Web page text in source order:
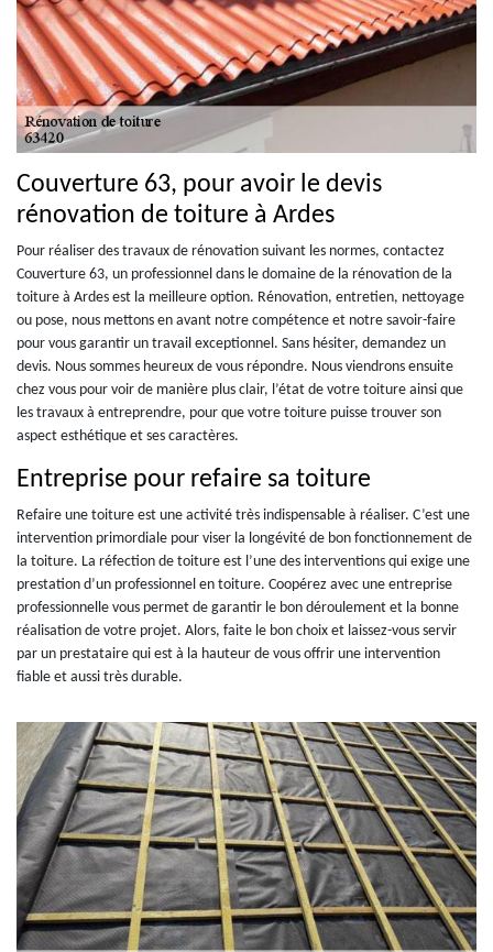
Couverture 63, pour avoir le devis
rénovation de toiture à Ardes
Pour réaliser des travaux de rénovation suivant les normes, contactez
Couverture 63, un professionnel dans le domaine de la rénovation de la
toiture à Ardes est la meilleure option. Rénovation, entretien, nettoyage
ou pose, nous mettons en avant notre compétence et notre savoir-faire
pour vous garantir un travail exceptionnel. Sans hésiter, demandez un
devis. Nous sommes heureux de vous répondre. Nous viendrons ensuite
chez vous pour voir de manière plus clair, l’état de votre toiture ainsi que
les travaux à entreprendre, pour que votre toiture puisse trouver son
aspect esthétique et ses caractères.
Entreprise pour refaire sa toiture
Refaire une toiture est une activité très indispensable à réaliser. C’est une
intervention primordiale pour viser la longévité de bon fonctionnement de
la toiture. La réfection de toiture est l’une des interventions qui exige une
prestation d’un professionnel en toiture. Coopérez avec une entreprise
professionnelle vous permet de garantir le bon déroulement et la bonne
réalisation de votre projet. Alors, faite le bon choix et laissez-vous servir
par un prestataire qui est à la hauteur de vous offrir une intervention
fiable et aussi très durable.